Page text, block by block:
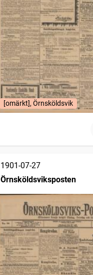
[omärkt], Örnsköldsvik
1901-07-27
Örnsköldsviksposten